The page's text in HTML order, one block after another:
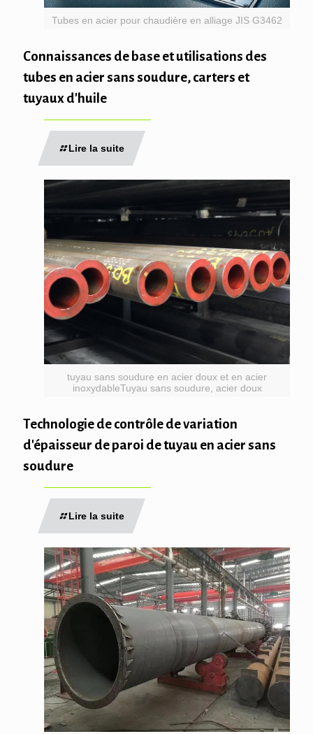
Tubes en acier pour chaudière en alliage JIS G3462
Connaissances de base et utilisations des
tubes en acier sans soudure, carters et
tuyaux d'huile
Lire la suite
tuyau sans soudure en acier doux et en acier
inoxydableTuyau sans soudure, acier doux
Technologie de contrôle de variation
d'épaisseur de paroi de tuyau en acier sans
soudure
Lire la suite